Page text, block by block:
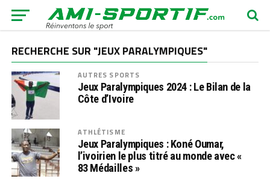
RECHERCHE SUR "JEUX PARALYMPIQUES"
AUTRES SPORTS
Jeux Paralympiques 2024 : Le Bilan de la
Côte d’Ivoire
ATHLÉTISME
Jeux Paralympiques : Koné Oumar,
l’ivoirien le plus titré au monde avec «
83 Médailles »